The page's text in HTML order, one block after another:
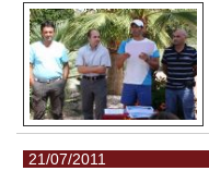
21/07/2011